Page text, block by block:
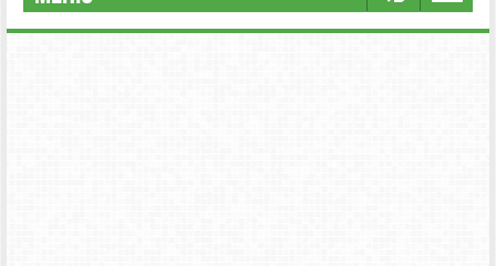
РЕГИСТРАЦИЯ